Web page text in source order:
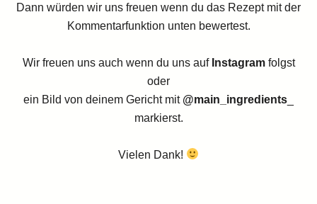
Dann würden wir uns freuen wenn du das Rezept mit der
Kommentarfunktion unten bewertest.
Wir freuen uns auch wenn du uns auf Instagramfolgst
oder
ein Bild von deinem Gericht mit @main_ingredients
markierst.
Vielen Dank!